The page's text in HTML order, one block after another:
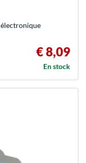
€ 8,09
En stock